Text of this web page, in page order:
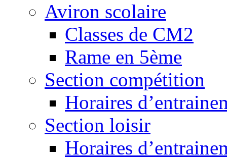
Aviron scolaire
Classes de CM2
Rame en 5ème
Section compétition
Horaires
Section loisir
Horaires